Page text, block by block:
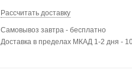
Рассчитать доставку
Самовывоз завтра - бесплатно
Доставка в пределах МКАД 1-2 дня -